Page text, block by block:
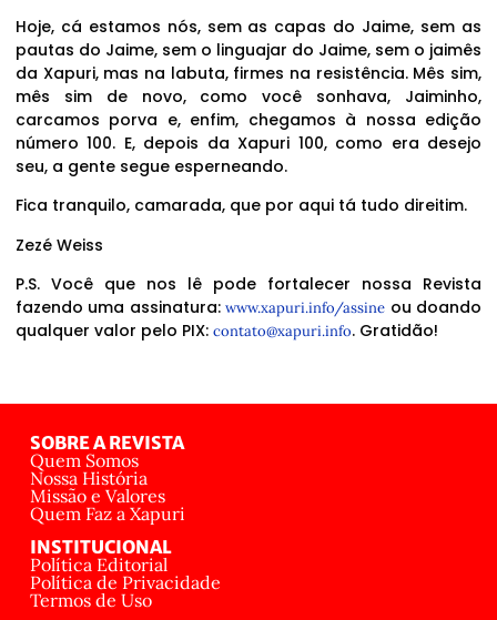
Hoje, cá estamos nós, sem as capas do Jaime, sem as
pautas do Jaime, sem o linguajar do Jaime, sem o jaimês
da Xapuri, mas na labuta, firmes na resistência. Mês sim,
mês sim de novo, como você sonhava, Jaiminho,
carcamos porva e, enfim, chegamos à nossa edição
número 100. E, depois da Xapuri 100, como era desejo
seu, a gente segue esperneando.
Fica tranquilo, camarada, que por aqui tá tudo direitim.
Zezé Weiss
P.S. Você que nos lê pode fortalecer nossa Revista
fazendo uma assinatura:www.xapuri.info/assine ou doando
qualquer valor pelo PIX: contato@xapuri.info. Gratidão!
SOBRE A REVISTA
Quem Somos
Nossa História
Missão e Valores
Quem Faz a Xapuri
INSTITUCIONAL
Política Editorial
Política de Privacidade
Termos de Uso